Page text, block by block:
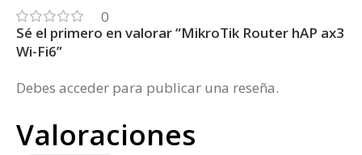
0
Valoraciones
Sé el primero en valorar “MikroTik Router hAP ax3
Wi-Fi6”
Debes acceder para publicar una reseña.